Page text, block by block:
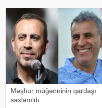
bilmirəm. "Stop"u
Məşhur müğənninin qardaşı
saxlanıldı